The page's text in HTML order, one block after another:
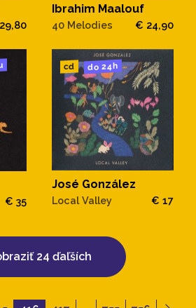
Ibrahim Maalouf
40 Melodies € 24,90
€ 35
cd do 24h
José González
Local Valley € 17
24 ďaľších